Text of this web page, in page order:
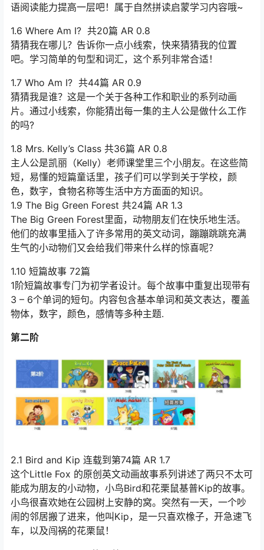
语阅读能力提高一层吧！属于自然拼读启蒙学习内容哦~
1.6 Where Am I? 共20篇 AR 0.8
猜猜我在哪儿？告诉你一点小线索，快来猜猜我的位置
吧。学习简单的句型和词汇，这个系列非常合适！
1.7 Who Am I? 共44篇 AR 0.9
猜猜我是谁？这是一个关于各种工作和职业的系列动画
片。通过小线索，你能猜出每一集的主人公是做什么工作
的吗?
1.8 Mrs. Kelly’s Class 共36篇 AR 0.8
主人公是凯丽（Kelly）老师课堂里三个小朋友。在这些简
短，易懂的短篇童话里，孩子们可以学到关于学校，颜
色，数字，食物名称等生活中方方面面的知识。
1.9 The Big Green Forest 共24篇 AR 1.3
The Big Green Forest里面，动物朋友们在快乐地生活。
他们的故事里插入了许多常用的英文动词，蹦蹦跳跳充满
生气的小动物们又会给我们带来什么样的惊喜呢？
1.10 短篇故事 72篇
1阶短篇故事专门为初学者设计。每个故事中重复出现带有
3 – 6个单词的短句。内容包含基本单词和英文表达，覆盖
物体，数字，颜色，感情等多种主题.
第二阶
2.1 Bird and Kip 连载到第74篇 AR 1.7
这个Little Fox 的原创英文动画故事系列讲述了两只不太可
能成为朋友的小动物，小鸟Bird和花栗鼠基普Kip的故事。
小鸟很喜欢她在公园树上安静的窝。突然有一天，一个吵
闹的邻居搬了进来，他叫Kip，是一只喜欢橡子，开急速飞
车，以及闯祸的花栗鼠！